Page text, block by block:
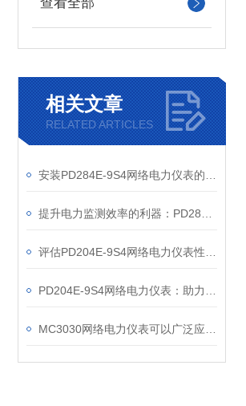
相关文章
RELATED ARTICLES